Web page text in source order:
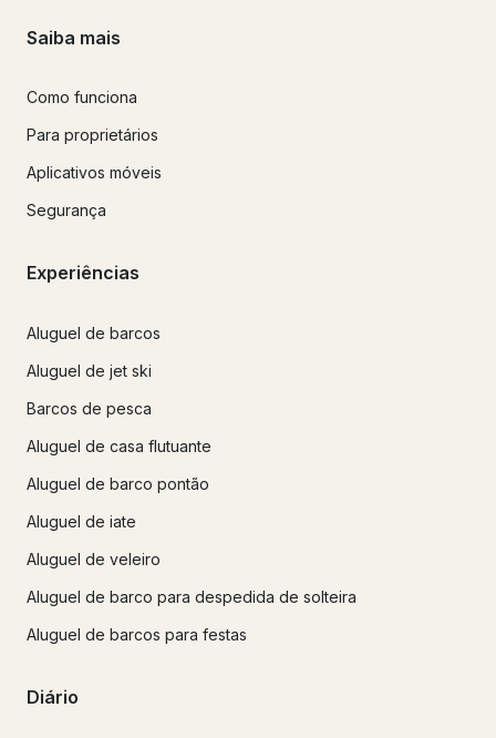
Saiba mais
Como funciona
Para proprietários
Aplicativos móveis
Segurança
Experiências
Aluguel de barcos
Aluguel de jet ski
Barcos de pesca
Aluguel de casa flutuante
Aluguel de barco pontão
Aluguel de iate
Aluguel de veleiro
Aluguel de barco para despedida de solteira
Aluguel de barcos para festas
Diário